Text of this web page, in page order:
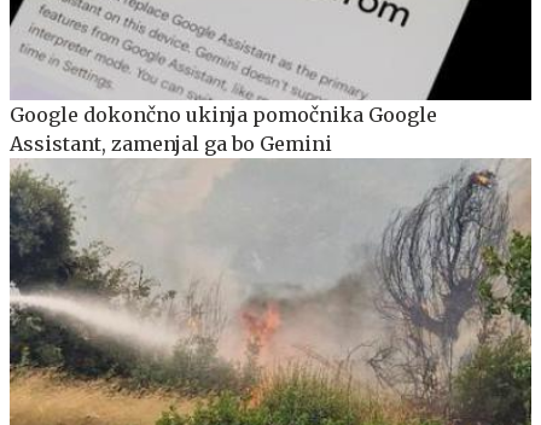
Google dokončno ukinja pomočnika Google
Assistant, zamenjal ga bo Gemini